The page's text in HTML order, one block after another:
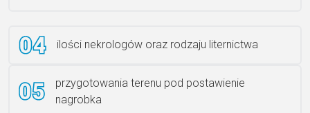
ilości nekrologów oraz rodzaju liternictwa
przygotowania terenu pod postawienie
nagrobka